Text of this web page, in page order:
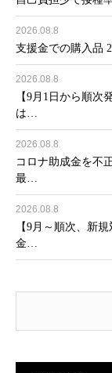
2026.08.8
支援金での購入品
2026.08.8
【9月1日から順
は…
2026.08.8
コロナ助成金を不
最…
2026.08.8
【9月～順次、新
金…